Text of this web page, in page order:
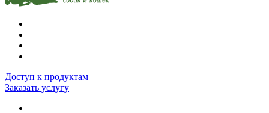
Доступ к продуктам
Заказать услугу